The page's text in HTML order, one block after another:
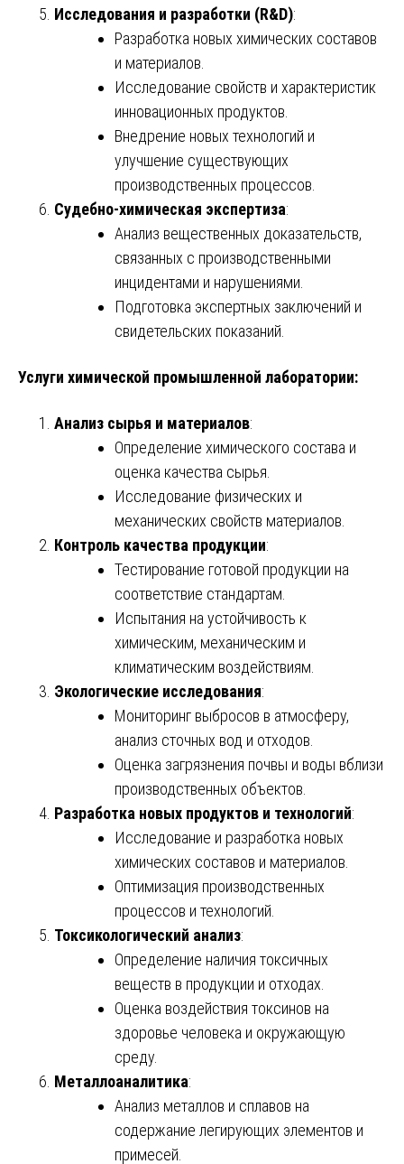
Исследования и разработки (R&D):
Разработка новых химических составов
и материалов.
Исследование свойств и характеристик
инновационных продуктов.
Внедрение новых технологий и
улучшение существующих
производственных процессов.
Судебно-химическая экспертиза:
Анализ вещественных доказательств,
связанных с производственными
инцидентами и нарушениями.
Подготовка экспертных заключений и
свидетельских показаний.
Услуги химической промышленной лаборатории:
Анализ сырья и материалов:
Определение химического состава и
оценка качества сырья.
Исследование физических и
механических свойств материалов.
Контроль качества продукции:
Тестирование готовой продукции на
соответствие стандартам.
Испытания на устойчивость к
химическим, механическим и
климатическим воздействиям.
Экологические исследования:
Мониторинг выбросов в атмосферу,
анализ сточных вод и отходов.
Оценка загрязнения почвы и воды вблизи
производственных объектов.
Разработка новых продуктов и технологий:
Исследование и разработка новых
химических составов и материалов.
Оптимизация производственных
процессов и технологий.
Токсикологический анализ:
Определение наличия токсичных
веществ в продукции и отходах.
Оценка воздействия токсинов на
здоровье человека и окружающую
среду.
Металлоаналитика:
Анализ металлов и сплавов на
содержание легирующих элементов и
примесей.